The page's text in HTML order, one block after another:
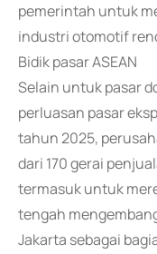
pemerintah untuk
industri otomotif
Bidik pasar ASEAN
Selain untuk pasar
perluasan pasar
tahun 2025,
dari 170 gerai
termasuk untuk
tengah
Jakarta sebagai